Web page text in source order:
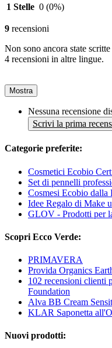
1 Stelle 0 (0%)
9 recensioni
Non sono ancora state
4 recensioni in altre lingue.
Mostra
Nessuna recensione
Scrivi la prima
Categorie preferite:
Cosmetici Ecobio
Set di pennelli
Cosmesi Ecobio dalla
Idee Regalo di Make
GLOV - Prodotti per
Scopri Ecco Verde:
PRIMAVERA
Provida Organics
102 recensioni clienti
Foundation
Alva BB Cream
KLAR Saponetta
Nuovi prodotti: